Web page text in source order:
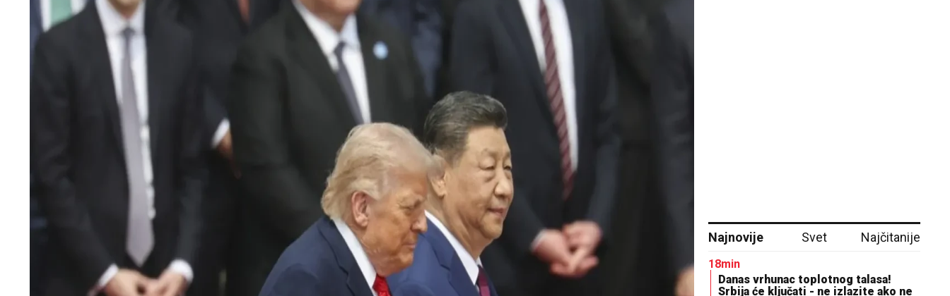
Najnovije Svet Najčitanije
18min
Danas vrhunac toplotnog talasa!
Srbija će ključati - ne izlazite ako ne